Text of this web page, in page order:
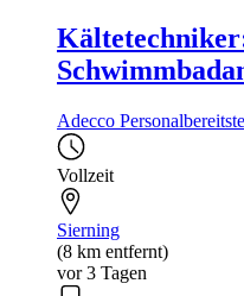
Adecco
Vollzeit
Sierning
(8 km entfernt)
vor 3 Tagen